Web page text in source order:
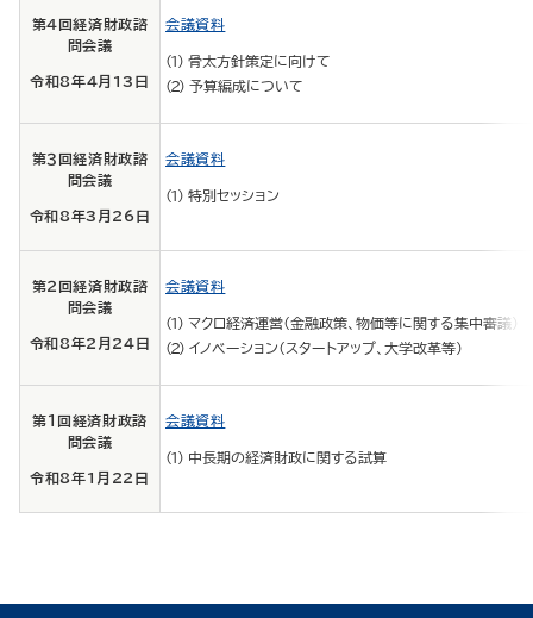
第４回経済財政諮
問会議
令和8年4月13日
会議資料
骨太方針策定に向けて
予算編成について
第３回経済財政諮
問会議
令和8年3月26日
会議資料
特別セッション
第２回経済財政諮
問会議
令和8年2月24日
会議資料
マクロ経済運営（金融政策、物価等に関する集中審議）
イノベーション（スタートアップ、大学改革等）
第１回経済財政諮
問会議
令和8年1月22日
会議資料
中長期の経済財政に関する試算